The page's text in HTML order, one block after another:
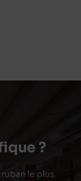
?
le plus